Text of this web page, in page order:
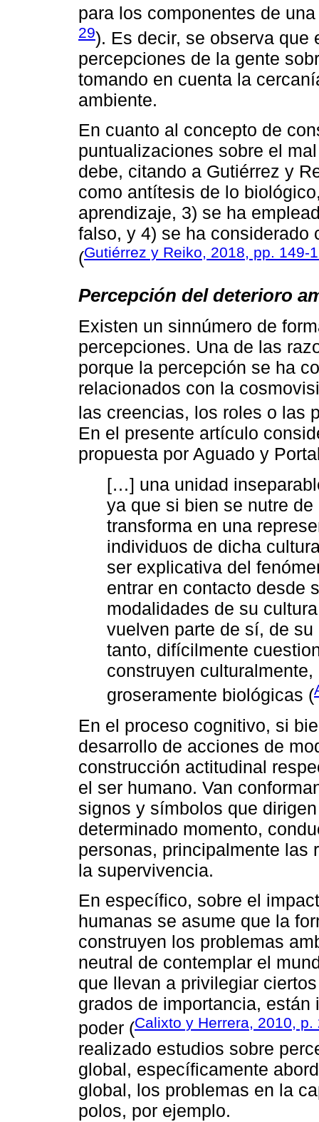
para los componentes de una
29). Es decir, se observa que
percepciones de la gente
tomando en cuenta la
ambiente.
En cuanto al concepto de
puntualizaciones sobre el
debe, citando a Gutiérrez y
como antítesis de lo
aprendizaje, 3) se ha
falso, y 4) se ha
(Gutiérrez y Reiko, 2018, pp. 149-
Percepción del deterioro
Existen un sinnúmero de
percepciones. Una de las
porque la percepción se ha
relacionados con la
las creencias, los roles o las
En el presente artículo
propuesta por Aguado y
[…] una unidad
ya que si bien se nutre
transforma en una
individuos de dicha
ser explicativa del
entrar en contacto desde
modalidades de su
vuelven parte de sí, de
tanto, difícilmente
construyen
groseramente biológicas (
En el proceso cognitivo, si
desarrollo de acciones de
construcción actitudinal
el ser humano. Van
signos y símbolos que
determinado momento,
personas, principalmente las
la supervivencia.
En específico, sobre el
humanas se asume que la
construyen los problemas
neutral de contemplar el
que llevan a privilegiar
grados de importancia,
poder (Calixto y Herrera, 2010, p.
realizado estudios sobre
global, específicamente
global, los problemas en la
polos, por ejemplo.